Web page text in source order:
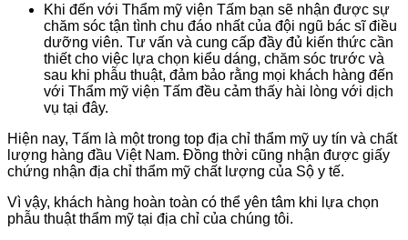
Khi đến với Thẩm mỹ viện Tấm bạn sẽ nhận được sự
chăm sóc tận tình chu đáo nhất của đội ngũ bác sĩ điều
dưỡng viên. Tư vấn và cung cấp đầy đủ kiến thức cần
thiết cho việc lựa chọn kiểu dáng, chăm sóc trước và
sau khi phẫu thuật, đảm bảo rằng mọi khách hàng đến
với Thẩm mỹ viện Tấm đều cảm thấy hài lòng với dịch
vụ tại đây.
Hiện nay, Tấm là một trong top địa chỉ thẩm mỹ uy tín và chất
lượng hàng đầu Việt Nam. Đồng thời cũng nhận được giấy
chứng nhận địa chỉ thẩm mỹ chất lượng của Sộ y tế.
Vì vậy, khách hàng hoàn toàn có thể yên tâm khi lựa chọn
phẫu thuật thẩm mỹ tại địa chỉ của chúng tôi.